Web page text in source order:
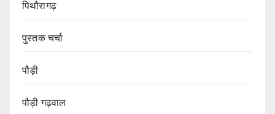
पिथौरागढ़
पुस्तक चर्चा
पौड़ी
पौड़ी गढ़वाल